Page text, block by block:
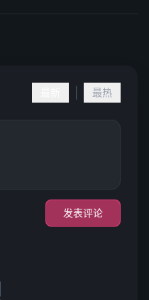
最热
发表评论